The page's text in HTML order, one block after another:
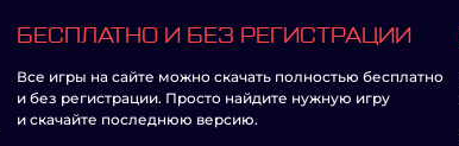
БЕСПЛАТНО И БЕЗ РЕГИСТРАЦИИ
Все игры на сайте можно скачать полностью бесплатно
и без регистрации. Просто найдите нужную игру
и скачайте последнюю версию.